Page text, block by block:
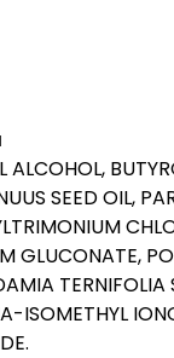
ALCOHOL,
SEED OIL,
GLUCONATE,
TERNIFOLIA
ISOMETHYL